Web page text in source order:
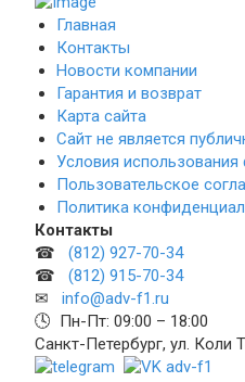
Главная
Контакты
Новости компании
Гарантия и возврат
Карта сайта
Сайт не является
Условия
Пользовательское
Политика
Контакты
☎ (812) 927-70-34
☎ (812) 915-70-34
✉ info@adv-f1.ru
🕓 Пн-Пт: 09:00 – 18:00
Санкт-Петербург, ул. Коли